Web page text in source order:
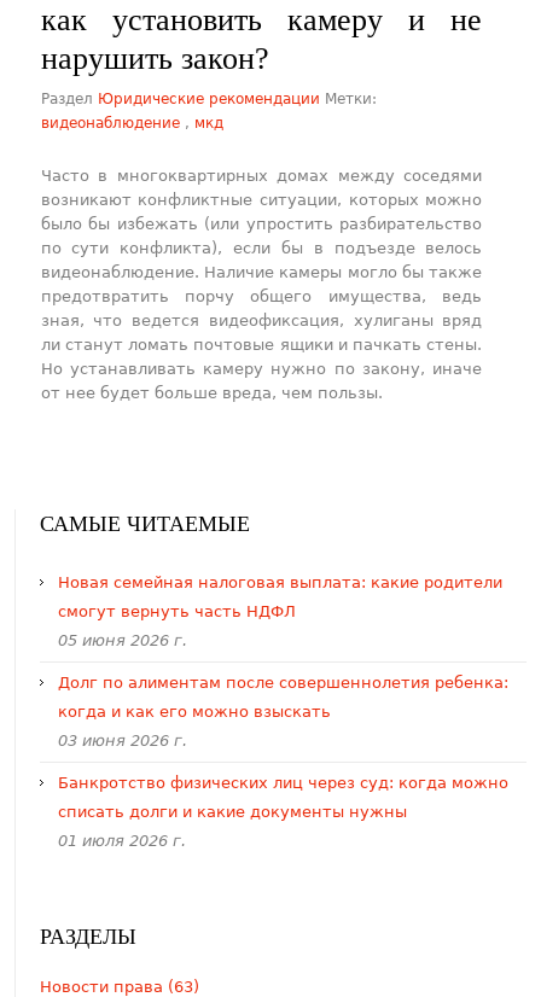
как установить камеру и не
нарушить закон?
Раздел Юридические рекомендации Метки:
видеонаблюдение, мкд
Часто в многоквартирных домах между соседями
возникают конфликтные ситуации, которых можно
было бы избежать (или упростить разбирательство
по сути конфликта), если бы в подъезде велось
видеонаблюдение. Наличие камеры могло бы также
предотвратить порчу общего имущества, ведь
зная, что ведется видеофиксация, хулиганы вряд
ли станут ломать почтовые ящики и пачкать стены.
Но устанавливать камеру нужно по закону, иначе
от нее будет больше вреда, чем пользы.
САМЫЕ ЧИТАЕМЫЕ
​Новая семейная налоговая выплата: какие родители
смогут вернуть часть НДФЛ
05 июня 2026 г.
Долг по алиментам после совершеннолетия ребенка:
когда и как его можно взыскать
03 июня 2026 г.
Банкротство физических лиц через суд: когда можно
списать долги и какие документы нужны
01 июля 2026 г.
РАЗДЕЛЫ
Новости права (63)